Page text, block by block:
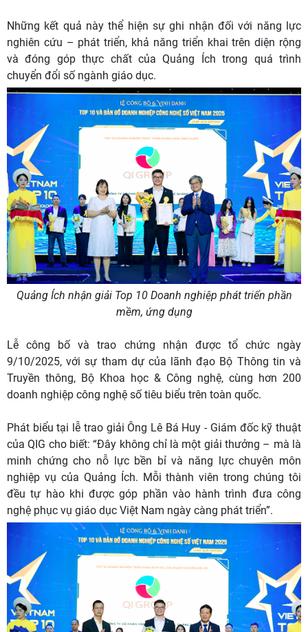
Những kết quả này thể hiện sự ghi nhận đối với năng lực
nghiên cứu – phát triển, khả năng triển khai trên diện rộng
và đóng góp thực chất của Quảng Ích trong quá trình
chuyển đổi số ngành giáo dục.
Quảng Ích nhận giải Top 10 Doanh nghiệp phát triển phần
mềm, ứng dụng
Lễ công bố và trao chứng nhận được tổ chức ngày
9/10/2025, với sự tham dự của lãnh đạo Bộ Thông tin và
Truyền thông, Bộ Khoa học & Công nghệ, cùng hơn 200
doanh nghiệp công nghệ số tiêu biểu trên toàn quốc.
Phát biểu tại lễ trao giải Ông Lê Bá Huy - Giám đốc kỹ thuật
của QIG cho biết: “Đây không chỉ là một giải thưởng – mà là
minh chứng cho nỗ lực bền bỉ và năng lực chuyên môn
nghiệp vụ của Quảng Ích. Mỗi thành viên trong chúng tôi
đều tự hào khi được góp phần vào hành trình đưa công
nghệ phục vụ giáo dục Việt Nam ngày càng phát triển”.